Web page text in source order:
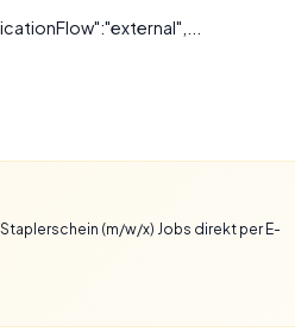
(m/w/x) Jobs direkt per E-